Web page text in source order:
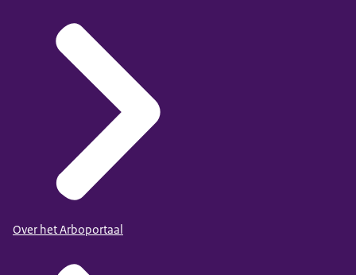
Over het Arboportaal